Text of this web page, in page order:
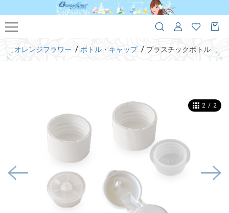
オレンジフラワー ボトル・キャップ プラスチックボトル
2 / 2